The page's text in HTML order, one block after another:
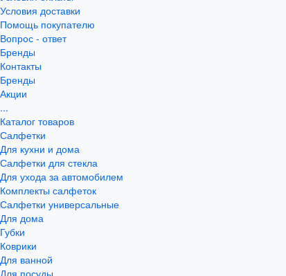
Условия доставки
Помощь покупателю
Вопрос - ответ
Бренды
Контакты
Бренды
Акции
...
Каталог товаров
Салфетки
Для кухни и дома
Салфетки для стекла
Для ухода за автомобилем
Комплекты салфеток
Салфетки универсальные
Для дома
Губки
Коврики
Для ванной
Для посуды